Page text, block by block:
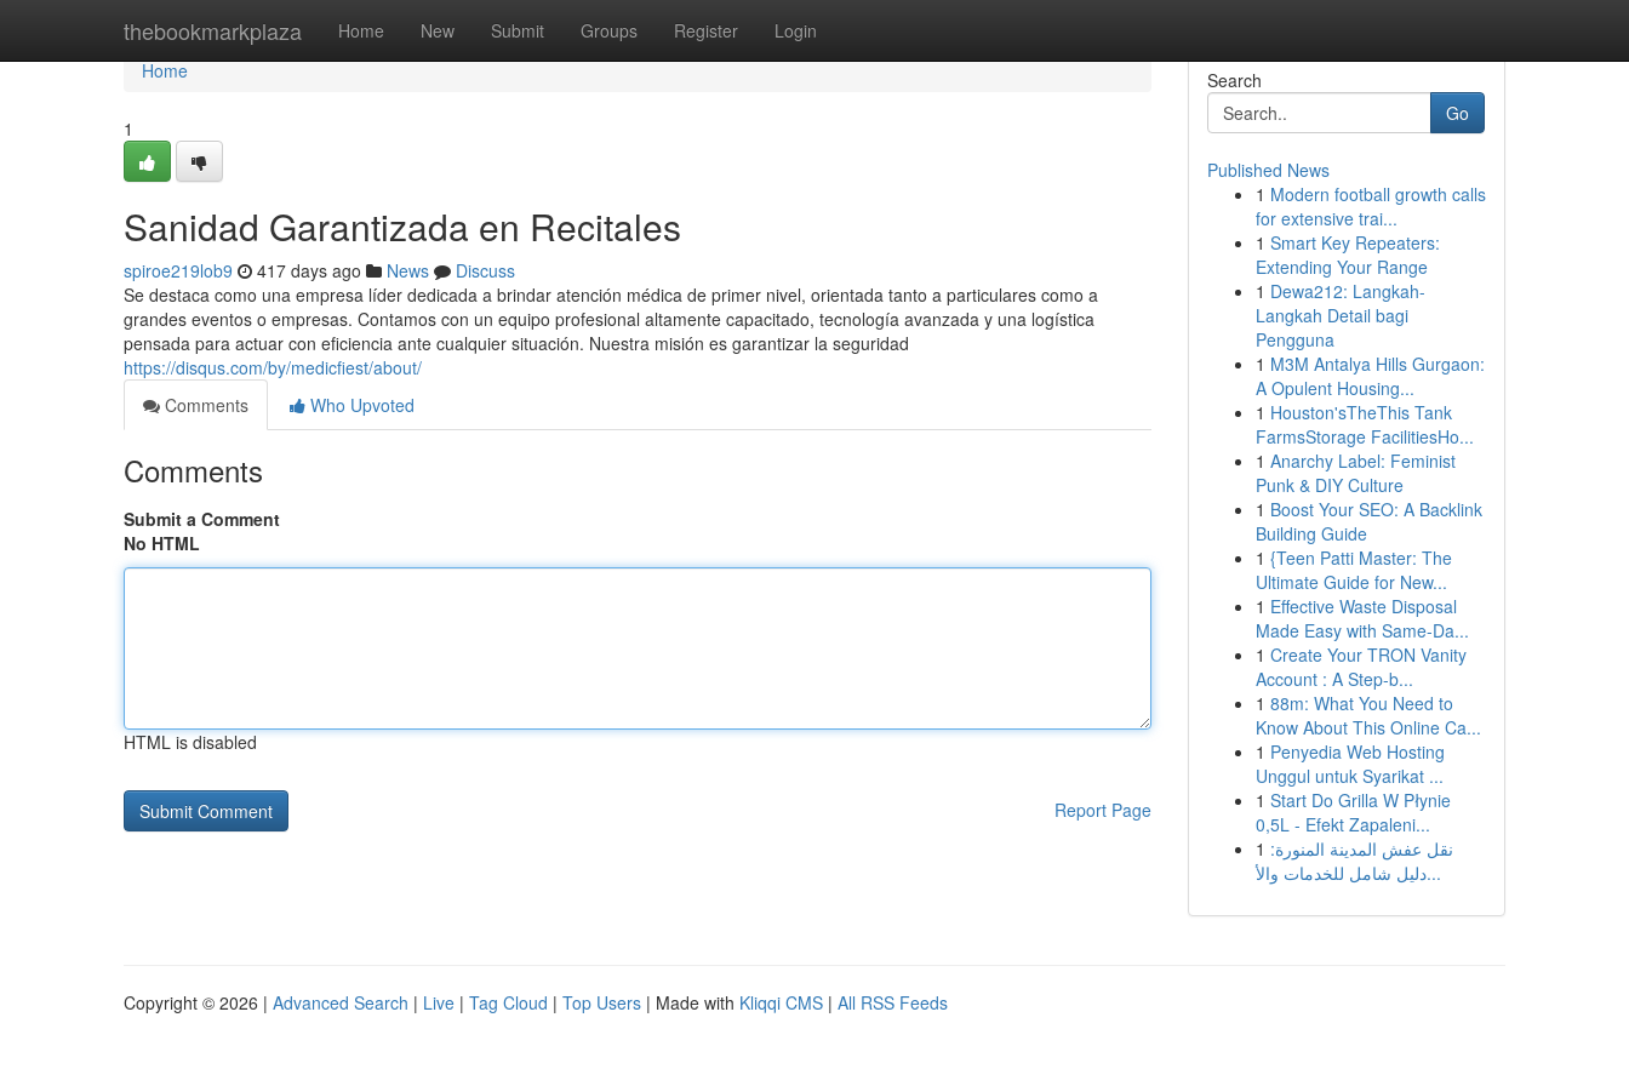
thebookmarkplaza Home New Submit Groups Register Login
Home
Home
1
Sanidad Garantizada en Recitales
spiroe219lob9 417 days ago News
Discuss
Se destaca como una empresa líder dedicada a brindar atención médica de primer nivel, orientada tanto a particulares como a
grandes eventos o empresas. Contamos con un equipo profesional altamente capacitado, tecnología avanzada y una logística
pensada para actuar con eficiencia ante cualquier situación. Nuestra misión es garantizar la seguridad
https://disqus.com/by/medicfiest/about/
Comments
Who Upvoted
Comments
Submit a Comment
No HTML
HTML is disabled
Report Page
Search
Go
Published News
1 Modern football growth calls
for extensive trai...
1 Smart Key Repeaters:
Extending Your Range
1 Dewa212: Langkah-
Langkah Detail bagi
Pengguna
1 M3M Antalya Hills Gurgaon:
A Opulent Housing...
1 Houston'sTheThis Tank
FarmsStorage FacilitiesHo...
1 Anarchy Label: Feminist
Punk & DIY Culture
1 Boost Your SEO: A Backlink
Building Guide
1 {Teen Patti Master: The
Ultimate Guide for New...
1 Effective Waste Disposal
Made Easy with Same-Da...
1 Create Your TRON Vanity
Account : A Step-b...
1 88m: What You Need to
Know About This Online Ca...
1 Penyedia Web Hosting
Unggul untuk Syarikat ...
1 Start Do Grilla W Płynie
0,5L - Efekt Zapaleni...
1 نقل عفش المدينة المنورة:
دليل شامل للخدمات والأ...
Copyright © 2026 | Advanced Search | Live | Tag Cloud | Top Users | Made with Kliqqi CMS | All RSS Feeds